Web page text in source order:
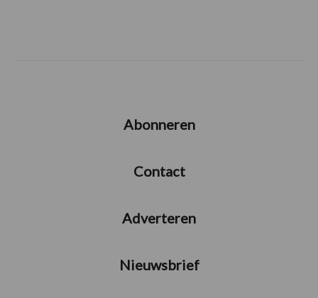
Abonneren
Contact
Adverteren
Nieuwsbrief